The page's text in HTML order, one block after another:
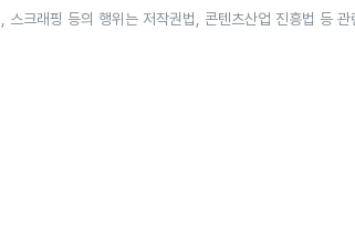
크래핑 등의 행위는 저작권법, 콘텐츠산업 진흥법 등 관